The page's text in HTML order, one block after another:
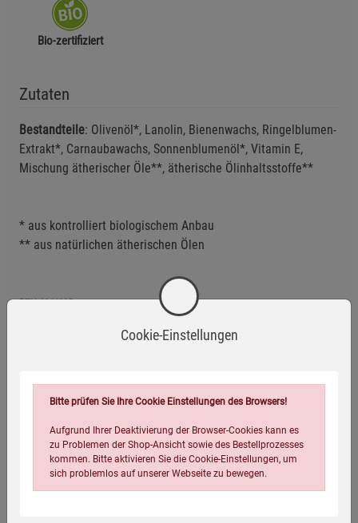
Bio-zertifiziert
Zutaten
Bestandteile: Olivenöl*, Lanolin, Bienenwachs, Ringelblumen-
Extrakt*, Carnaubawachs, Sonnenblumenöl*, Vitamin E,
Mischung ätherischer Öle**, ätherische Ölinhaltsstoffe**
* aus kontrolliert biologischem Anbau
** aus natürlichen ätherischen Ölen
PZN 1046205
EAN:
4260651311153
Verpackungsgewicht:
95 Gramm
Verpackungsmaße (LxBxH):
16 4,6
Cookie-Einstellungen
Bitte prüfen Sie Ihre Cookie Einstellungen des Browsers!
Aufgrund Ihrer Deaktivierung der Browser-Cookies kann es
zu Problemen der Shop-Ansicht sowie des Bestellprozesses
kommen. Bitte aktivieren Sie die Cookie-Einstellungen, um
sich problemlos auf unserer Webseite zu bewegen.